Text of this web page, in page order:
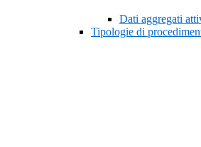
Dati aggregati
Tipologie di